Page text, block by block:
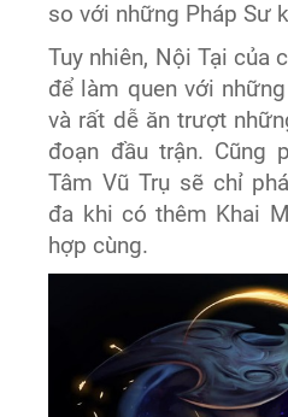
so với những Pháp Sư
Tuy nhiên, Nội Tại của
để làm quen với
và rất dễ ăn trượt
đoạn đầu trận. Cũng
Tâm Vũ Trụ sẽ chỉ
đa khi có thêm Khai
hợp cùng.